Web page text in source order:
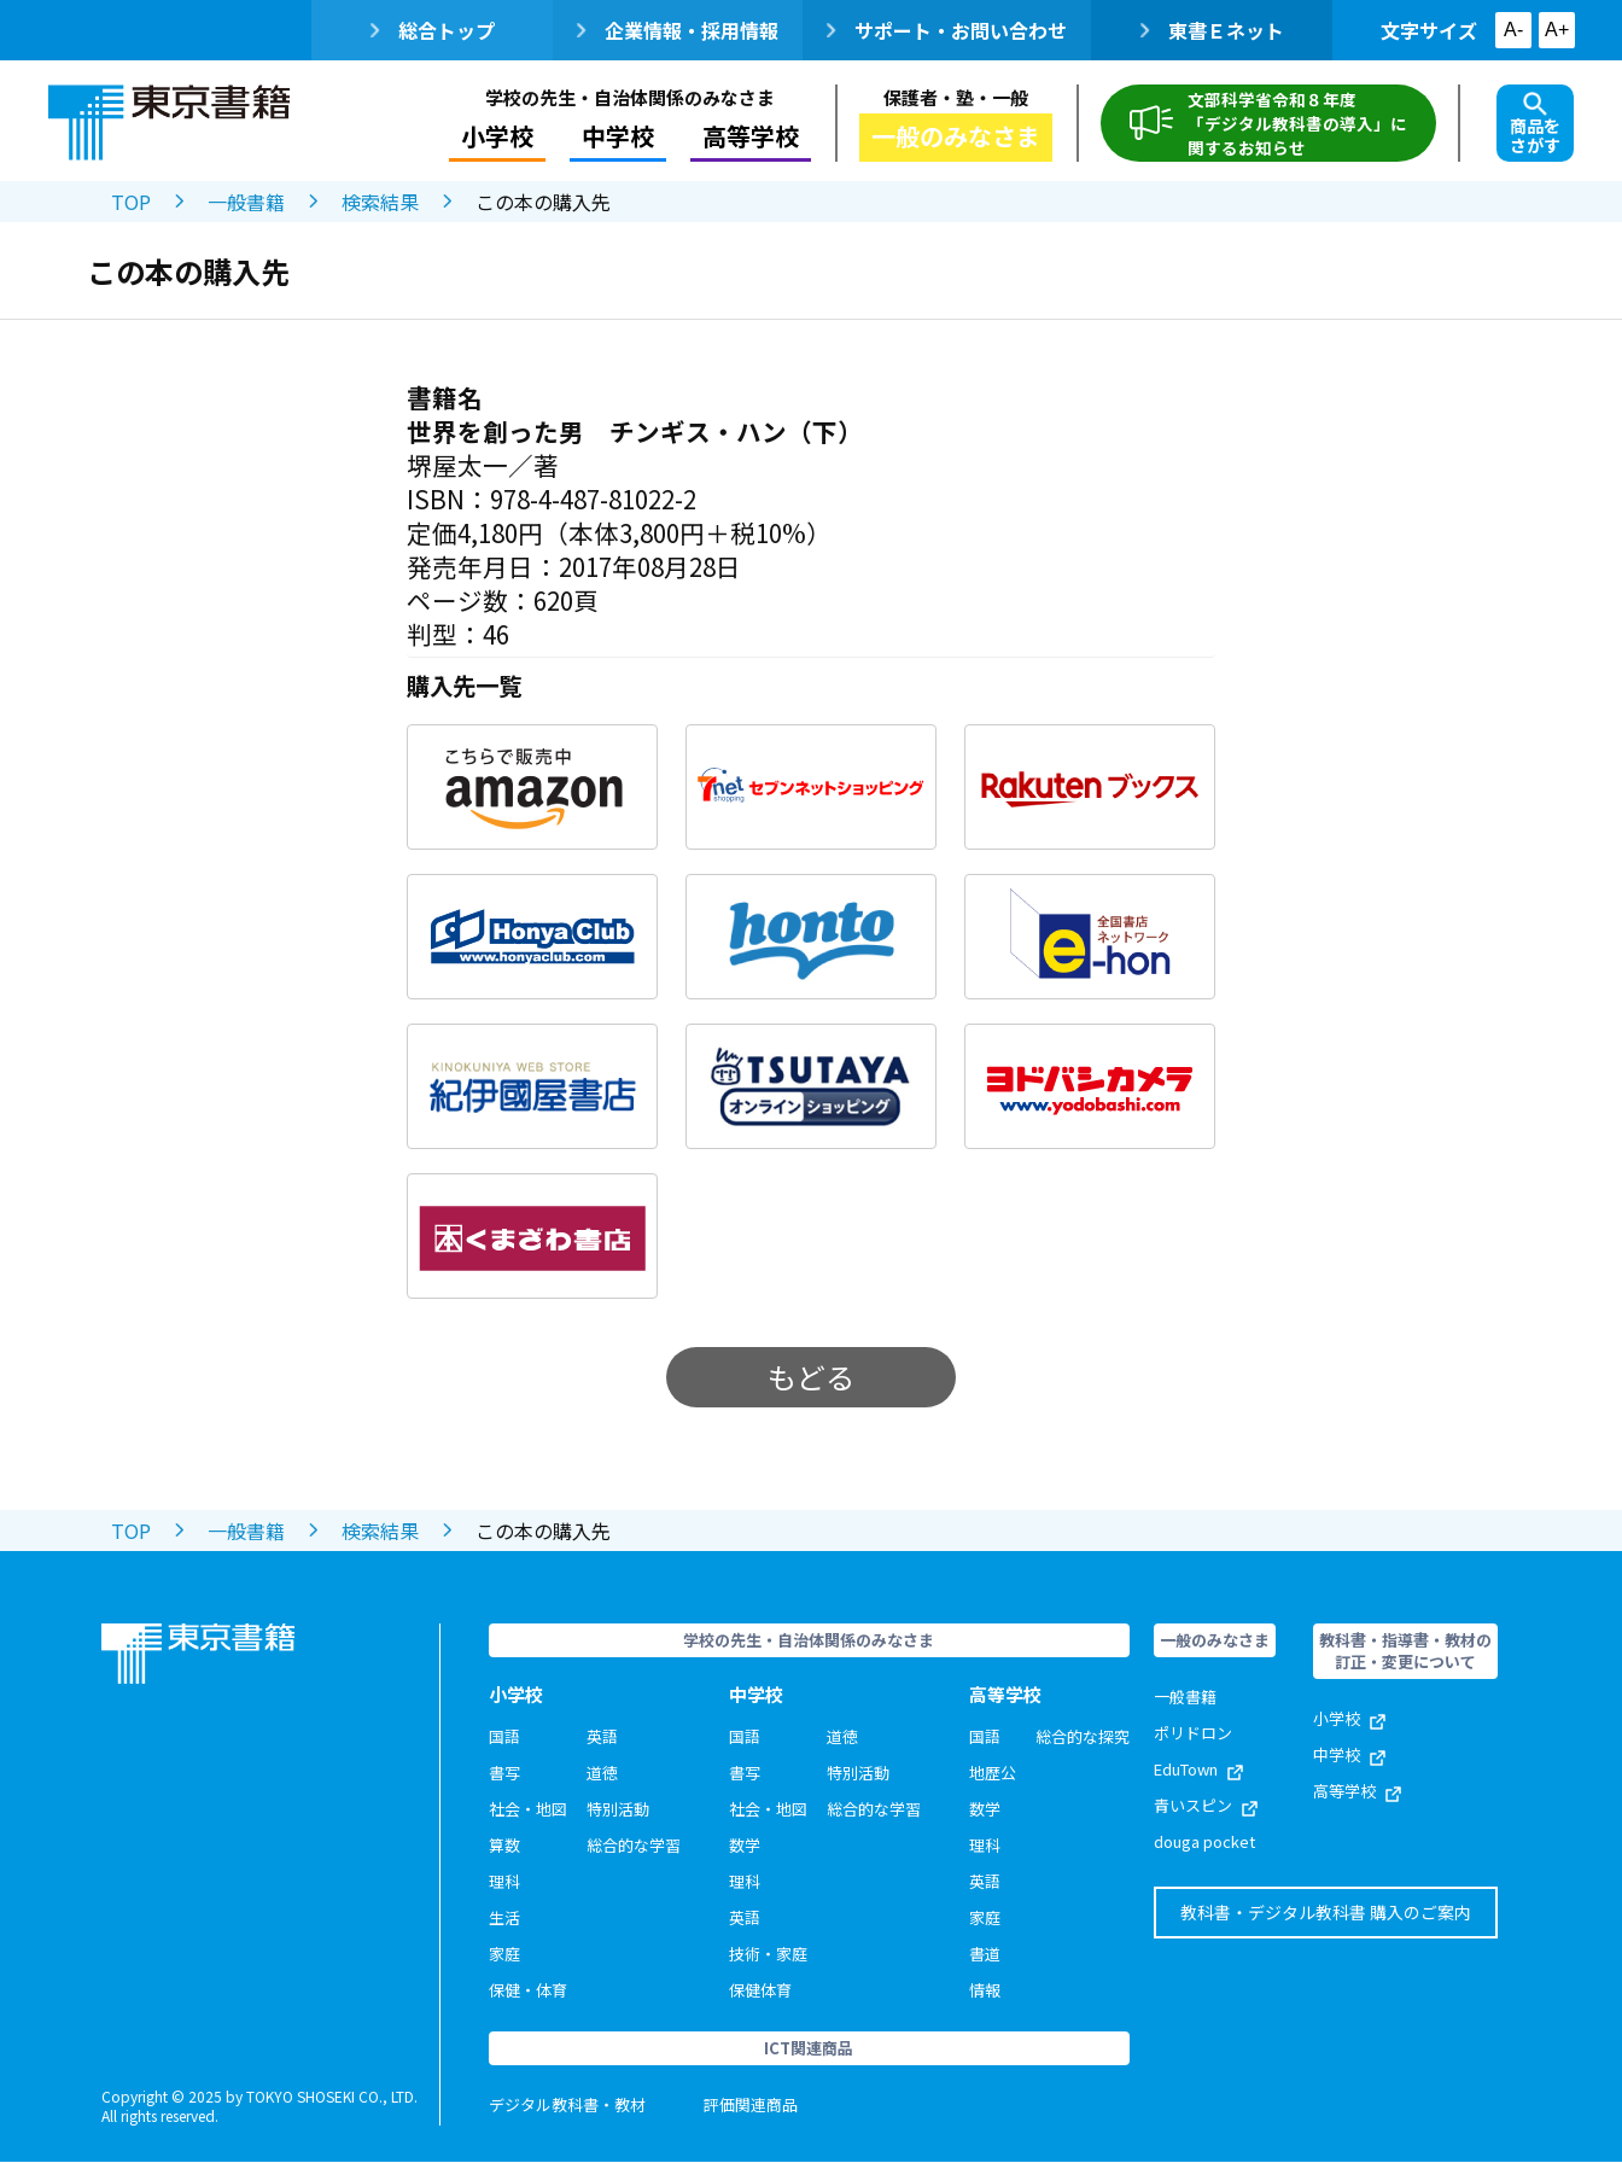
総合トップ 企業情報・採用情報 サポート・お問い合わせ 東書Ｅネット 文字サイズ A- A+
学校の先生・自治体関係のみなさま
小学校 中学校 高等学校
保護者・塾・一般
一般のみなさま
文部科学省令和８年度
「デジタル教科書の導入」に
関するお知らせ
商品を
さがす
TOP 一般書籍 検索結果 この本の購入先
この本の購入先
書籍名
世界を創った男 チンギス・ハン（下）
堺屋太一／著
ISBN：978-4-487-81022-2
定価4,180円（本体3,800円＋税10%）
発売年月日：2017年08月28日
ページ数：620頁
判型：46
購入先一覧
もどる
TOP 一般書籍 検索結果 この本の購入先
Copyright © 2025 by TOKYO SHOSEKI CO., LTD.
All rights reserved.
学校の先生・自治体関係のみなさま
小学校
国語
書写
社会・地図
算数
理科
生活
家庭
保健・体育
英語
道徳
特別活動
総合的な学習
中学校
国語
書写
社会・地図
数学
理科
英語
技術・家庭
保健体育
道徳
特別活動
総合的な学習
高等学校
国語
地歴公
数学
理科
英語
家庭
書道
情報
総合的な探究
ICT関連商品
デジタル教科書・教材 評価関連商品
一般のみなさま
一般書籍
ポリドロン
EduTown
青いスピン
douga pocket
教科書・指導書・教材の
訂正・変更について
小学校
中学校
高等学校
教科書・デジタル教科書 購入のご案内